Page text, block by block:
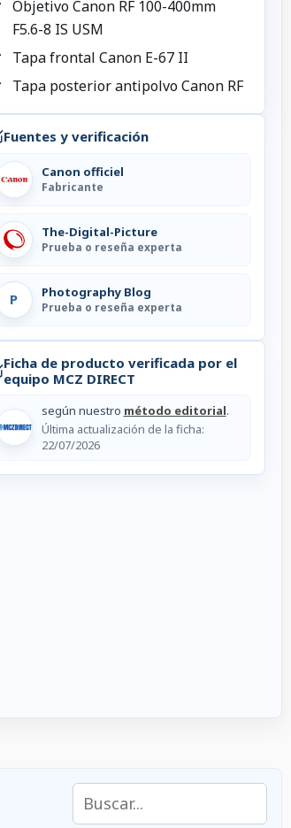
Objetivo Canon RF 100-400mm
F5.6-8 IS USM
Tapa frontal Canon E-67 II
Tapa posterior antipolvo Canon RF
Fuentes y verificación
Canon officiel
Fabricante
The-Digital-Picture
Prueba o reseña experta
P Photography Blog
Prueba o reseña experta
Ficha de producto verificada por el
equipo MCZ DIRECT
según nuestro método editorial.
Última actualización de la ficha:
22/07/2026
Buscar en las características